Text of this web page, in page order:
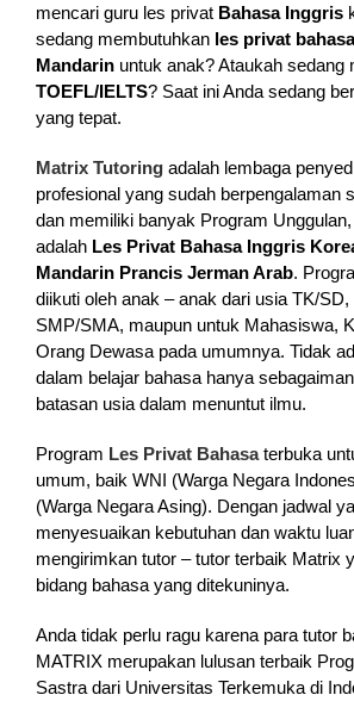
mencari guru les privat Bahasa Inggris
sedang membutuhkan les privat
Mandarin untuk anak? Ataukah sedang
TOEFL/IELTS? Saat ini Anda sedang
yang tepat.
Matrix Tutoring adalah lembaga
profesional yang sudah berpengalaman
dan memiliki banyak Program
adalah Les Privat Bahasa Inggris
Mandarin Prancis Jerman Arab.
diikuti oleh anak – anak dari usia TK/SD,
SMP/SMA, maupun untuk Mahasiswa,
Orang Dewasa pada umumnya. Tidak
dalam belajar bahasa hanya
batasan usia dalam menuntut ilmu.
Program Les Privat Bahasaterbuka
umum, baik WNI (Warga Negara
(Warga Negara Asing). Dengan jadwal
menyesuaikan kebutuhan dan waktu
mengirimkan tutor – tutor terbaik Matrix
bidang bahasa yang ditekuninya.
Anda tidak perlu ragu karena para tutor
MATRIX merupakan lulusan terbaik
Sastra dari Universitas Terkemuka di